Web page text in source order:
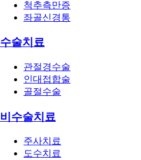
척추측만증
좌골신경통
수술치료
관절경수술
인대접합술
골절수술
비수술치료
주사치료
도수치료